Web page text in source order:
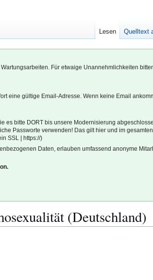
Für etwaige Unannehmlichkeiten
eine gültige Email-Adresse. Wenn keine Email
es bitte DORT bis unsere Modernisierung
Passworte verwenden! Das gilt hier und im gesamten
SSL | https://)
Daten, erlauben umfassend anonyme
(Deutschland)
Lesen Quelltext